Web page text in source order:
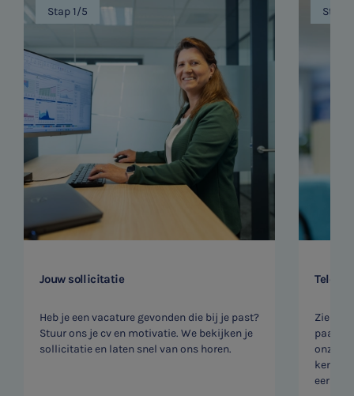
Stap 1/5
Jouw sollicitatie
Heb je een vacature gevonden die bij je past?
Stuur ons je cv en motivatie. We bekijken je
sollicitatie en laten snel van ons horen.
Stap
Zien
paar
onze
eerste